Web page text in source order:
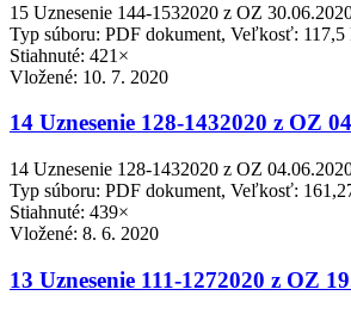
15 Uznesenie 144-1532020 z OZ
Typ súboru: PDF dokument, Veľkosť: 117,5
Stiahnuté: 421×
Vložené: 10. 7. 2020
14 Uznesenie 128-1432020 z OZ
14 Uznesenie 128-1432020 z OZ
Typ súboru: PDF dokument, Veľkosť:
Stiahnuté: 439×
Vložené: 8. 6. 2020
13 Uznesenie 111-1272020 z OZ